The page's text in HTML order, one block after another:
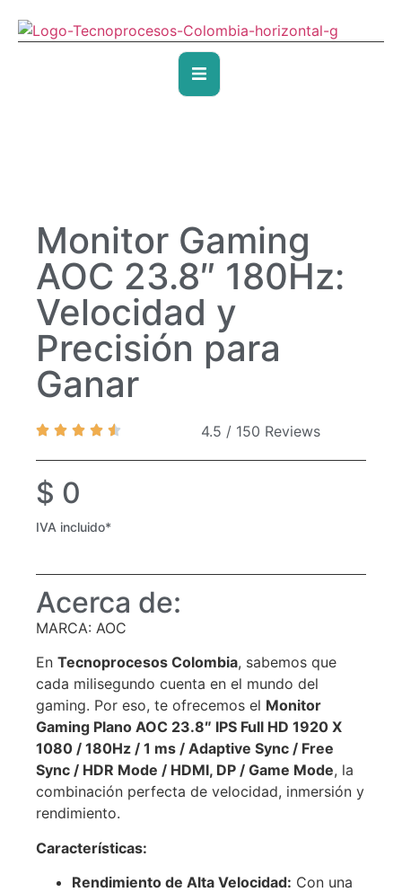
Monitor Gaming
AOC 23.8″ 180Hz:
Velocidad y
Precisión para
Ganar
4.5 / 150 Reviews
$ 0
IVA incluido*
Acerca de:
MARCA: AOC
En Tecnoprocesos Colombia, sabemos que
cada milisegundo cuenta en el mundo del
gaming. Por eso, te ofrecemos el Monitor
Gaming Plano AOC 23.8″ IPS Full HD 1920 X
1080 / 180Hz / 1 ms / Adaptive Sync / Free
Sync / HDR Mode / HDMI, DP / Game Mode, la
combinación perfecta de velocidad, inmersión y
rendimiento.
Características:
Rendimiento de Alta Velocidad: Con una